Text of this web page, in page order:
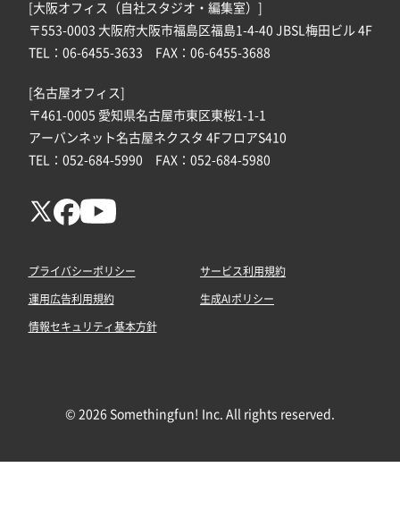
[大阪オフィス（自社スタジオ・編集室）]
〒553-0003 大阪府大阪市福島区福島1-4-40 JBSL梅田ビル 4F
TEL：06-6455-3633 FAX：06-6455-3688
[名古屋オフィス]
〒461-0005 愛知県名古屋市東区東桜1-1-1
アーバンネット名古屋ネクスタ 4FフロアS410
TEL：052-684-5990 FAX：052-684-5980
プライバシーポリシー サービス利用規約
運用広告利用規約 生成AIポリシー
情報セキュリティ基本方針
© 2026 Somethingfun! Inc. All rights reserved.